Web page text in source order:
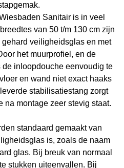
Sanitair is in veel
van 50 t/m 130 cm zijn
veiligheidsglas en met
het muurprofiel, en de
inloopdouche eenvoudig te
en wand niet exact haaks
stabilisatiestang zorgt
na montage zeer stevig staat.
standaard gemaakt van
is, zoals de naam
glas. Bij breuk van normaal
stukken uiteenvallen. Bij